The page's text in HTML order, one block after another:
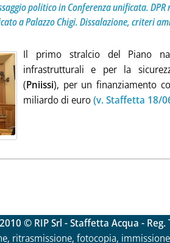
politico in Conferenza unificata.
a Palazzo Chigi. Dissalazione, criteri
Il primo stralcio del Piano
infrastrutturali e per la
(Pniissi), per un finanziamento
miliardo di euro(v. Staffetta 18/
© RIP Srl - Staffetta Acqua -
ritrasmissione, fotocopia,